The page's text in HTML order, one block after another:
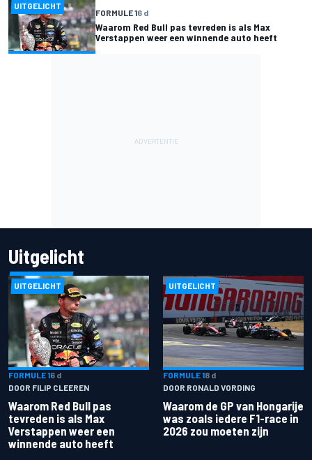
UITGELICHT
FORMULE 16 d
Waarom Red Bull pas tevreden is als Max
Verstappen weer een winnende auto heeft
Uitgelicht
UITGELICHT
FORMULE 16 d
DOOR FILIP CLEEREN
Waarom Red Bull pas
tevreden is als Max
Verstappen weer een
winnende auto heeft
UITGELICHT
FORMULE 18 d
DOOR RONALD VORDING
Waarom de GP van Hongarije
was zoals iedere F1-race in
2026 zou moeten zijn